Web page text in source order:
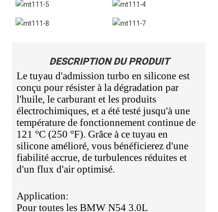
DESCRIPTION DU PRODUIT
Le tuyau d'admission turbo en silicone est
conçu pour résister à la dégradation par
l'huile, le carburant et les produits
électrochimiques, et a été testé jusqu'à une
température de fonctionnement continue de
121 °C (250 °F). Grâce à ce tuyau en
silicone amélioré, vous bénéficierez d'une
fiabilité accrue, de turbulences réduites et
d'un flux d'air optimisé.
Application:
Pour toutes les BMW N54 3.0L